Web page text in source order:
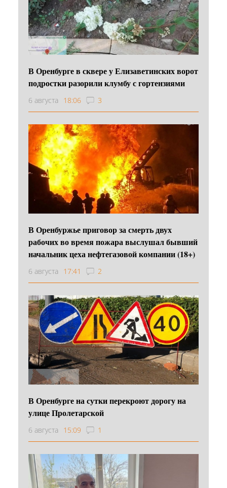
В Оренбурге в сквере у Елизаветинских ворот
подростки разорили клумбу с гортензиями
6 августа 18:06 3
В Оренбуржье приговор за смерть двух
рабочих во время пожара выслушал бывший
начальник цеха нефтегазовой компании (18+)
6 августа 17:41 2
В Оренбурге на сутки перекроют дорогу на
улице Пролетарской
6 августа 15:09 1